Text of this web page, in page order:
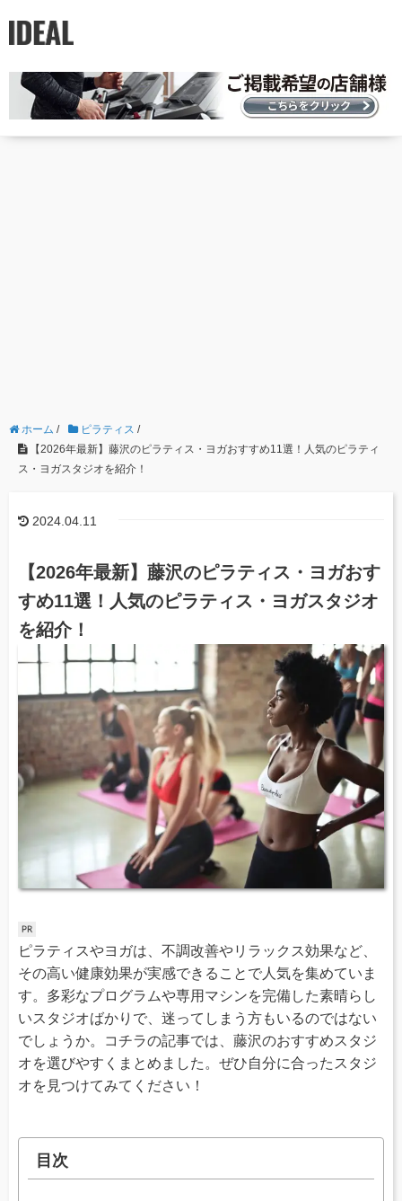
ホーム / ピラティス /
【2026年最新】藤沢のピラティス・ヨガおすすめ11選！人気のピラティ
ス・ヨガスタジオを紹介！
2024.04.11
【2026年最新】藤沢のピラティス・ヨガおす
すめ11選！人気のピラティス・ヨガスタジオ
を紹介！
ピラティスやヨガは、不調改善やリラックス効果など、
その高い健康効果が実感できることで人気を集めていま
す。多彩なプログラムや専用マシンを完備した素晴らし
いスタジオばかりで、迷ってしまう方もいるのではない
でしょうか。コチラの記事では、藤沢のおすすめスタジ
オを選びやすくまとめました。ぜひ自分に合ったスタジ
オを見つけてみてください！
目次